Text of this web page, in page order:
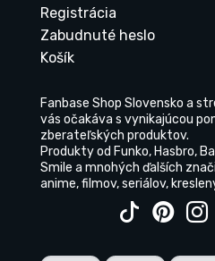
Registrácia
Zabudnuté heslo
Košík
Fanbase Shop Slovensko a
vás očakáva s vynikajúcou
zberateľských produktov.
Produkty od Funko, Hasbro,
Smile a mnohých ďalších
anime, filmov, seriálov,